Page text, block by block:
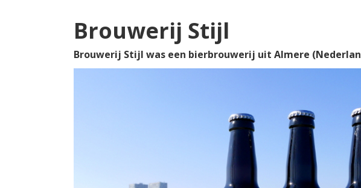
Brouwerij Stijl
Brouwerij Stijl was een bierbrouwerij uit Almere